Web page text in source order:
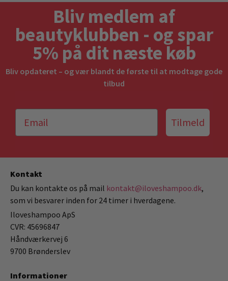
Bliv medlem af
beautyklubben - og spar
5% på dit næste køb
Bliv opdateret – og vær blandt de første til at modtage gode
tilbud
Tilmeld
Kontakt
Du kan kontakte os på mail kontakt@iloveshampoo.dk,
som vi besvarer inden for 24 timer i hverdagene.
Iloveshampoo ApS
CVR: 45696847
Håndværkervej 6
9700 Brønderslev
Informationer